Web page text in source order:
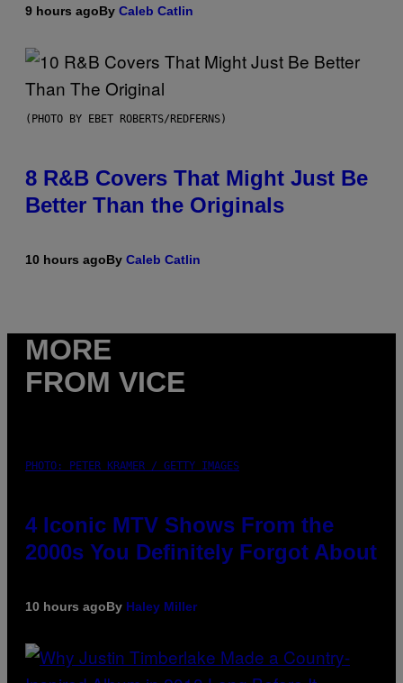
9 hours agoBy Caleb Catlin
(PHOTO BY EBET ROBERTS/REDFERNS)
8 R&B Covers That Might Just Be
Better Than the Originals
10 hours agoBy Caleb Catlin
MORE
FROM VICE
PHOTO: PETER KRAMER / GETTY IMAGES
4 Iconic MTV Shows From the
2000s You Definitely Forgot About
10 hours agoBy Haley Miller